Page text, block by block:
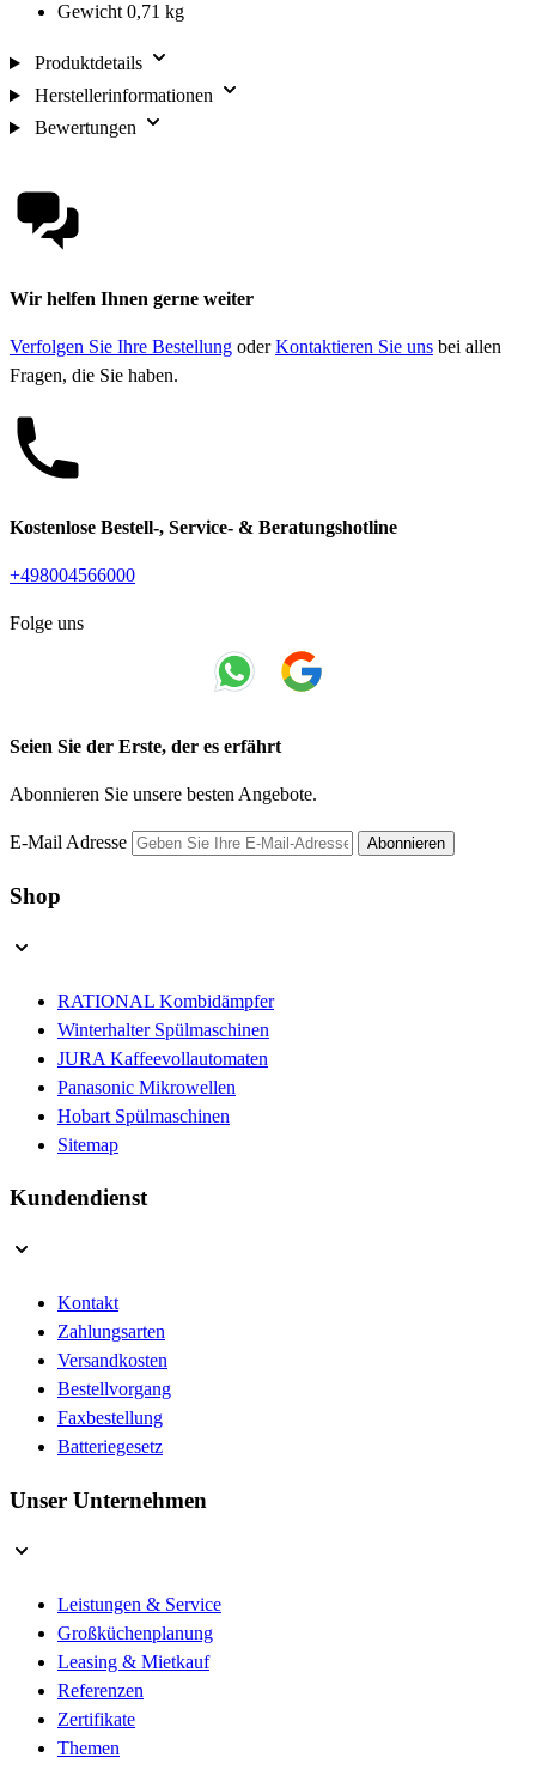
Gewicht 0,71 kg
Produktdetails
Herstellerinformationen
Bewertungen
Wir helfen Ihnen gerne weiter
Verfolgen Sie Ihre Bestellung oderKontaktieren Sie uns bei allen
Fragen, die Sie haben.
Kostenlose Bestell-, Service- & Beratungshotline
+498004566000
Folge uns
Seien Sie der Erste, der es erfährt
Abonnieren Sie unsere besten Angebote.
E-Mail Adresse Abonnieren
Shop
RATIONAL Kombidämpfer
Winterhalter Spülmaschinen
JURA Kaffeevollautomaten
Panasonic Mikrowellen
Hobart Spülmaschinen
Sitemap
Kundendienst
Kontakt
Zahlungsarten
Versandkosten
Bestellvorgang
Faxbestellung
Batteriegesetz
Unser Unternehmen
Leistungen & Service
Großküchenplanung
Leasing & Mietkauf
Referenzen
Zertifikate
Themen